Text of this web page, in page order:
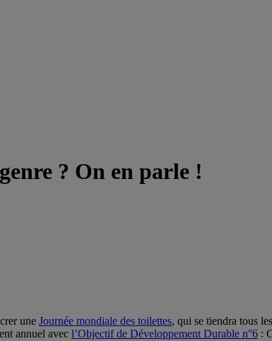
? On en parle !
une Journée mondiale des toilettes, qui se tiendra tous
annuel avec l’Objectif de Développement Durable n°6 :